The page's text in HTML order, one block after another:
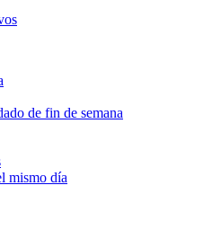
de fin de semana
mismo día